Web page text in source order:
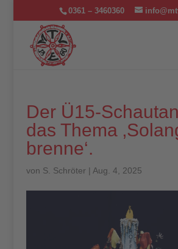
0361 – 3460360
Der Ü15-
das Thema
brenne‘.
von S. Schröter | Aug. 4, 2025